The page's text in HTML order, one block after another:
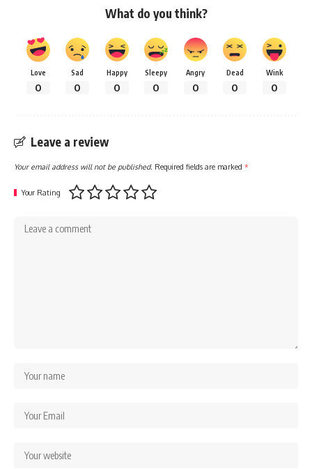
What do you think?
Love
0
Sad
0
Happy
0
Sleepy
0
Angry
0
Dead
0
Wink
0
Leave a review
Your email address will not be published. Required fields are marked *
Your Rating